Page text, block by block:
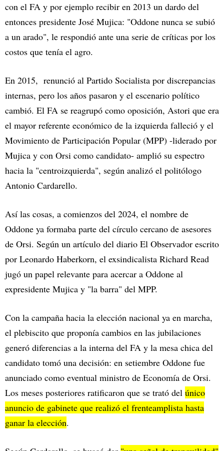
con el FA y por ejemplo recibir en 2013 un dardo del
entonces presidente José Mujica: "Oddone nunca se subió
a un arado", le respondió ante una serie de críticas por los
costos que tenía el agro.
En 2015, renunció al Partido Socialista por discrepancias
internas, pero los años pasaron y el escenario político
cambió. El FA se reagrupó como oposición, Astori que era
el mayor referente económico de la izquierda falleció y el
Movimiento de Participación Popular (MPP) -liderado por
Mujica y con Orsi como candidato- amplió su espectro
hacia la "centroizquierda", según analizó el politólogo
Antonio Cardarello.
Así las cosas, a comienzos del 2024, el nombre de
Oddone ya formaba parte del círculo cercano de asesores
de Orsi. Según un artículo del diario El Observador escrito
por Leonardo Haberkorn, el exsindicalista Richard Read
jugó un papel relevante para acercar a Oddone al
expresidente Mujica y "la barra" del MPP.
Con la campaña hacia la elección nacional ya en marcha,
el plebiscito que proponía cambios en las jubilaciones
generó diferencias a la interna del FA y la mesa chica del
candidato tomó una decisión: en setiembre Oddone fue
anunciado como eventual ministro de Economía de Orsi.
Los meses posteriores ratificaron que se trató del único
anuncio de gabinete que realizó el frenteamplista hasta
ganar la elección.